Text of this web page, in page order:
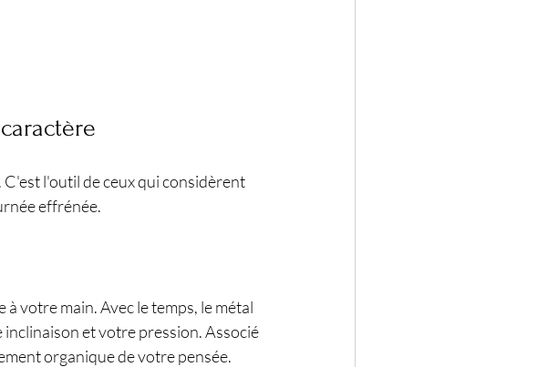
C'est l'outil de ceux qui considèrent
effrénée.
votre main. Avec le temps, le métal
et votre pression. Associé
organique de votre pensée.